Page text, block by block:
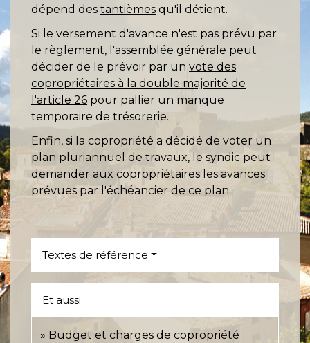
dépend des tantièmes qu'il détient.
Si le versement d'avance n'est pas prévu par
le règlement, l'assemblée générale peut
décider de le prévoir par un vote des
copropriétaires à la double majorité de
l'article 26 pour pallier un manque
temporaire de trésorerie.
Enfin, si la copropriété a décidé de voter un
plan pluriannuel de travaux, le syndic peut
demander aux copropriétaires les avances
prévues par l'échéancier de ce plan.
Textes de référence
Et aussi
Budget et charges de copropriété